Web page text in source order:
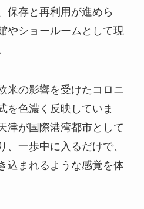
保存と再利用が進めら
やショールームとして現
米の影響を受けたコロニ
を色濃く反映していま
津が国際港湾都市として
、一歩中に入るだけで、
込まれるような感覚を体